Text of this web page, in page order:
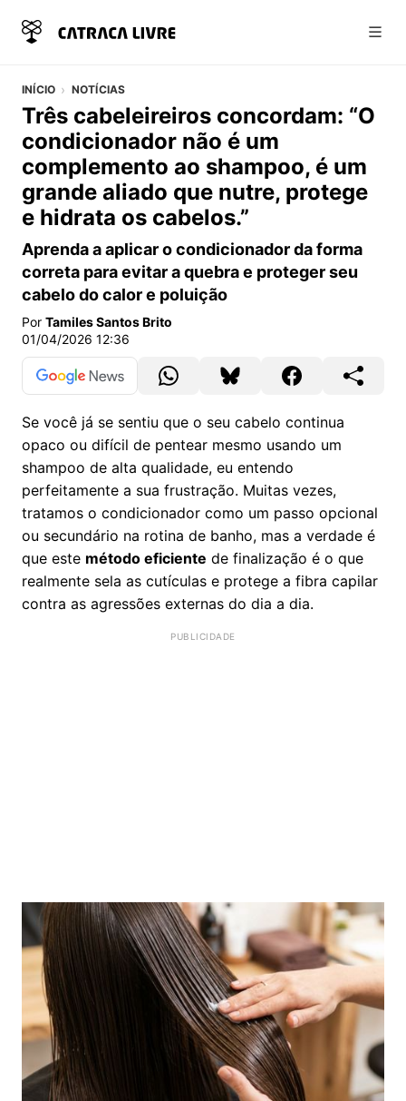
INÍCIO NOTÍCIAS
Três cabeleireiros concordam: “O
condicionador não é um
complemento ao shampoo, é um
grande aliado que nutre, protege
e hidrata os cabelos.”
Aprenda a aplicar o condicionador da forma
correta para evitar a quebra e proteger seu
cabelo do calor e poluição
Por Tamiles Santos Brito
01/04/2026 12:36
Se você já se sentiu que o seu cabelo continua
opaco ou difícil de pentear mesmo usando um
shampoo de alta qualidade, eu entendo
perfeitamente a sua frustração. Muitas vezes,
tratamos o condicionador como um passo opcional
ou secundário na rotina de banho, mas a verdade é
que este método eficiente de finalização é o que
realmente sela as cutículas e protege a fibra capilar
contra as agressões externas do dia a dia.